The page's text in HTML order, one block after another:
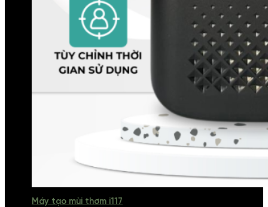
Máy tạo mùi thơm i117